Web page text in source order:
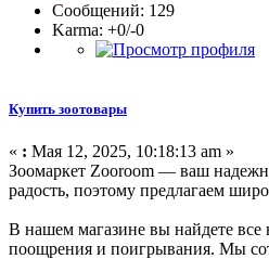
Сообщений: 129
Karma: +0/-0
Купить зоотовары
« : Мая 12, 2025, 10:18:13 am »
Зоомаркет Zooroom — ваш
радость, поэтому предлагаем
В нашем магазине вы найдете
поощрения и поигрывания. Мы